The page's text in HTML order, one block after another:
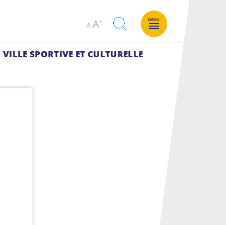
A
Decrease
font
AIncrease
size.
MENU
VILLE SPORTIVE ET CULTURELLE